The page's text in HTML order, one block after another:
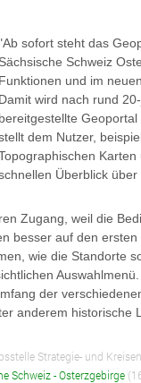
sofort steht das
Sächsische Schweiz
Funktionen und im
Damit wird nach rund
bereitgestellte
dem Nutzer,
Überblick
Zugang, weil die
besser auf den
wie die Standorte
der
anderem historische
Strategie- und
Schweiz - Osterzgebirge